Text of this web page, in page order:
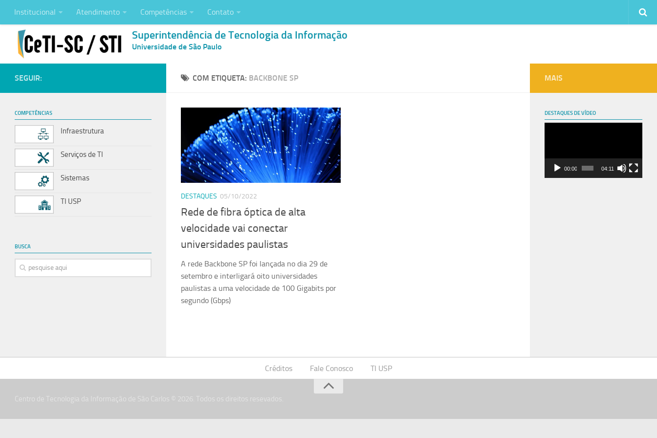
Institucional Atendimento Competências Contato
Superintendência de Tecnologia da Informação
Universidade de São Paulo
COM ETIQUETA: BACKBONE SP
DESTAQUES 05/10/2022
Rede de fibra óptica de alta
velocidade vai conectar
universidades paulistas
A rede Backbone SP foi lançada no dia 29 de
setembro e interligará oito universidades
paulistas a uma velocidade de 100 Gigabits por
segundo (Gbps)
SEGUIR:
COMPETÊNCIAS
Infraestrutura
Serviços de TI
Sistemas
TI USP
BUSCA
MAIS
DESTAQUES DE VÍDEO
00:00 04:11
Créditos Fale Conosco TI USP
Centro de Tecnologia da Informação de São Carlos © 2026. Todos os direitos resevados.